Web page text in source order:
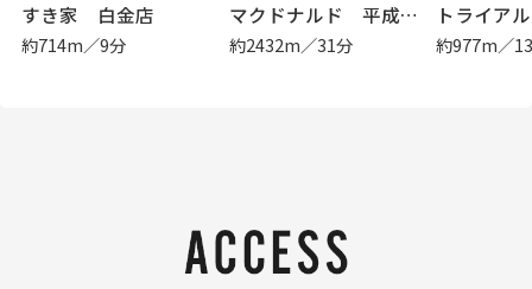
すき家 白金店
約714m／9分
マクドナルド 平成通り市原店
約2432m／31分
トライア
約977m／